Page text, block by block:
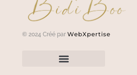
© 2024 Créé par WebXpertise